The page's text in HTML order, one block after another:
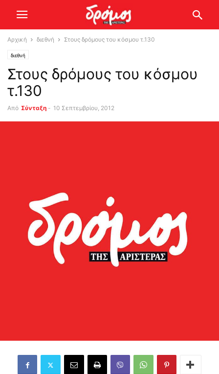
Αρχική διεθνή Στους δρόμους του κόσμου τ.130
διεθνή
Στους δρόμους του κόσμου
τ.130
Από Σύνταξη - 10 Σεπτεμβρίου, 2012